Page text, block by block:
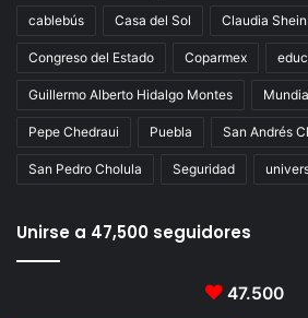
cablebús Casa del Sol Claudia
Congreso del Estado Coparmex
Guillermo Alberto Hidalgo Montes
Pepe Chedraui Puebla San Andrés
San Pedro Cholula Seguridad
Unirse a 47,500 seguidores
47.500